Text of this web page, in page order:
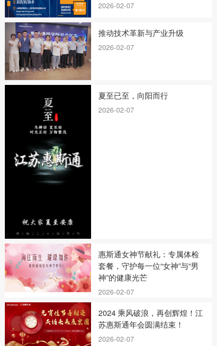
2026-02-07
推动技术革新与产业升级
2026-02-07
夏至已至，向阳而行
2026-02-07
惠斯通女神节献礼：专属体检
套餐，守护每一位“女神”与“男
神”的健康光芒
2026-02-07
2024 乘风破浪，再创辉煌！江
苏惠斯通年会圆满结束！
2026-02-07